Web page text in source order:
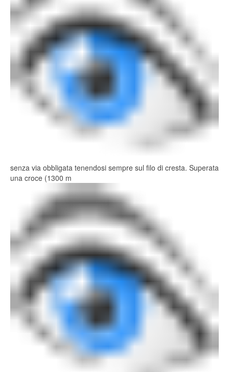
senza via obbligata tenendosi sempre sul filo di cresta. Superata
una croce (1300 m